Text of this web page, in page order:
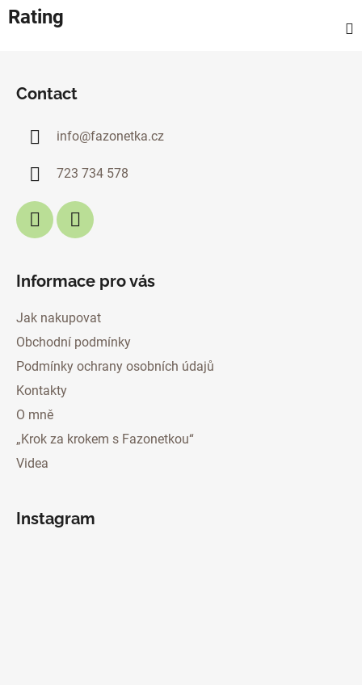
Rating
Contact
info@fazonetka.cz
723 734 578
Informace pro vás
Jak nakupovat
Obchodní podmínky
Podmínky ochrany osobních údajů
Kontakty
O mně
„Krok za krokem s Fazonetkou“
Videa
Instagram